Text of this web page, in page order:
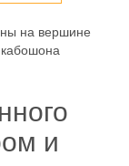
на вершине
и